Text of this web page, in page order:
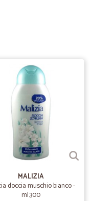
12/05/2020
01/04/2020
MALIZIA
doccia muschio bianco -
ml.300